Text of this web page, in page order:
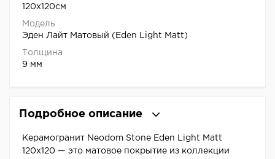
120x120см
Модель
Эден Лайт Матовый (Eden Light Matt)
Толщина
9 мм
Подробное описание
Керамогранит Neodom Stone Eden Light Matt
120x120 — это матовое покрытие из коллекции